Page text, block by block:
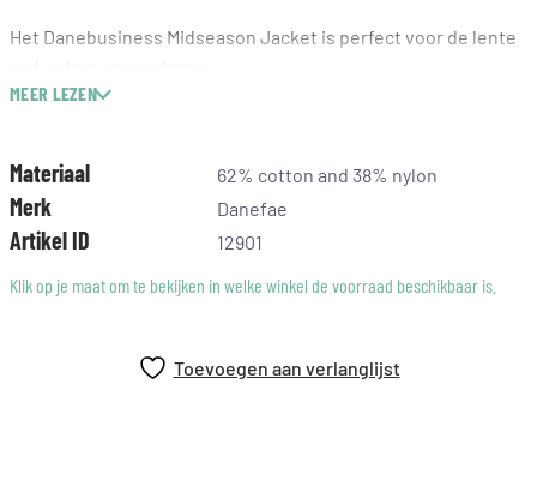
Het Danebusiness Midseason Jacket is perfect voor de lente
de zonnige lentedagen.
Het jasje is verkrijgbaar in een elegante beige kleur en de
mouwen kunnen worden opgerold om de fijngestreepte
Het jasje sluit met knopen en is voorzien van twee
MEER LEZEN
Materiaal 62% cotton and 38% nylon
Merk Danefae
Artikel ID
12901
Klik op je maat om te bekijken in welke winkel de voorraad beschikbaar is.
Toevoegen aan verlanglijst